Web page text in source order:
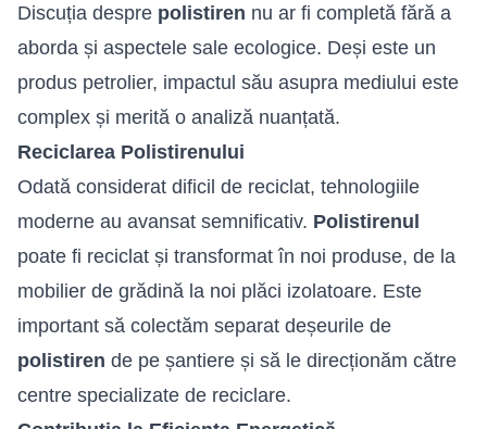
Discuția despre polistiren nu ar fi completă fără a
aborda și aspectele sale ecologice. Deși este un
produs petrolier, impactul său asupra mediului este
complex și merită o analiză nuanțată.
Reciclarea Polistirenului
Odată considerat dificil de reciclat, tehnologiile
moderne au avansat semnificativ. Polistirenul
poate fi reciclat și transformat în noi produse, de la
mobilier de grădină la noi plăci izolatoare. Este
important să colectăm separat deșeurile de
polistiren de pe șantiere și să le direcționăm către
centre specializate de reciclare.